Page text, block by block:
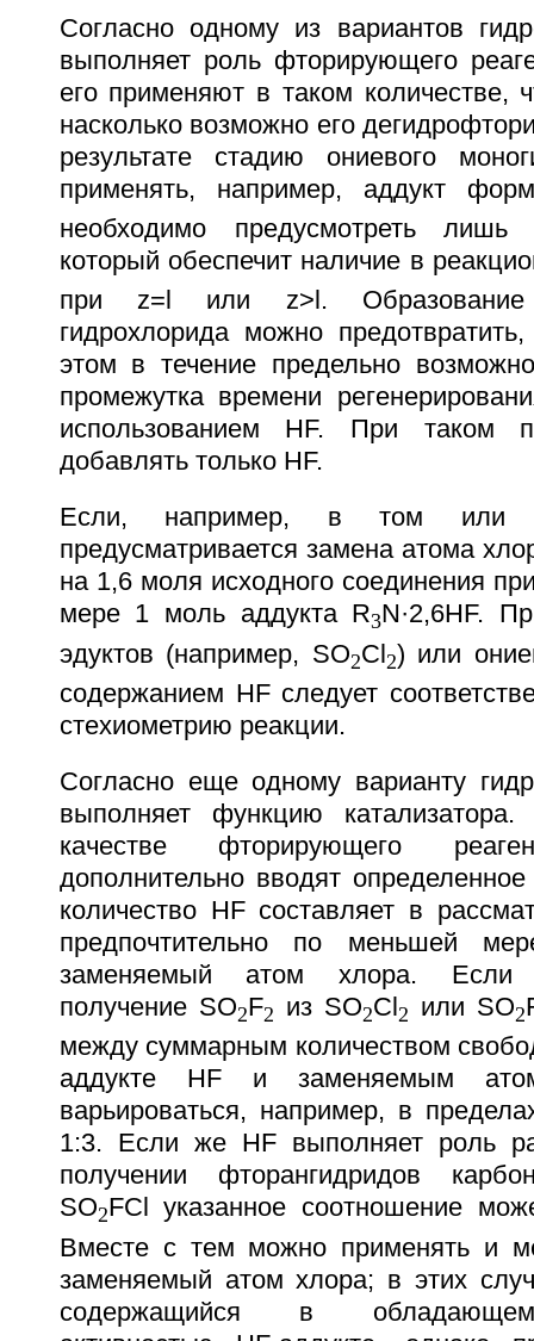
Согласно одному из вариантов
выполняет роль фторирующего
его применяют в таком количестве,
насколько возможно его
результате стадию ониевого
применять, например, аддукт
необходимо предусмотреть
который обеспечит наличие в
при z=l или z>l. Образование
гидрохлорида можно
этом в течение предельно
промежутка времени
использованием HF. При таком
добавлять только HF.
Если, например, в том или
предусматривается замена атома
на 1,6 моля исходного соединения
мере 1 моль аддукта R3N·2,6НF.
эдуктов (например, SO2Cl 2) или
содержанием HF следует
стехиометрию реакции.
Согласно еще одному варианту
выполняет функцию
качестве фторирующего
дополнительно вводят
количество HF составляет в
предпочтительно по меньшей
заменяемый атом хлора. Если
получение SO2F2 из SO2Cl 2 или SO2
между суммарным количеством
аддукте HF и заменяемым
варьироваться, например, в
1:3. Если же HF выполняет роль
получении фторангидридов
SO2FCl указанное соотношение
Вместе с тем можно применять и
заменяемый атом хлора; в этих
содержащийся в обладающем